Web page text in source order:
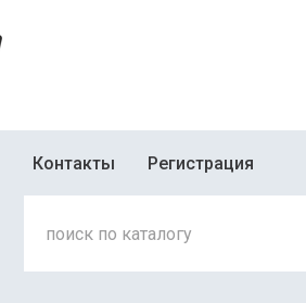
Контакты Регистрация